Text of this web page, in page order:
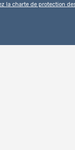
la charte de protection